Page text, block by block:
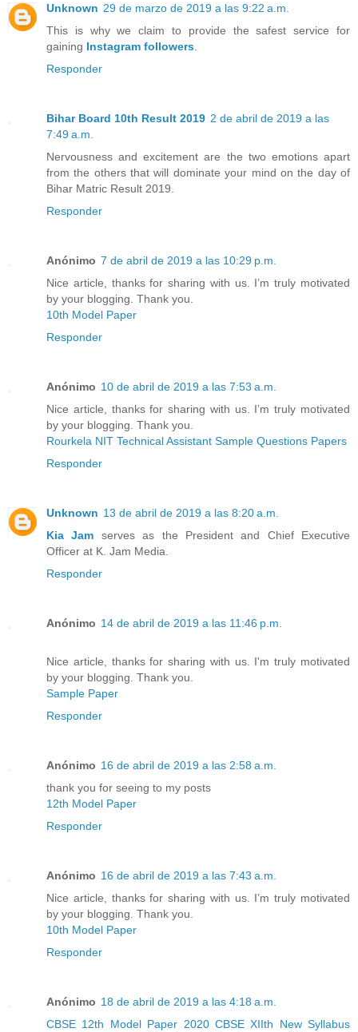
Unknown 29 de marzo de 2019 a las 9:22 a.m.
This is why we claim to provide the safest service for
gaining Instagram followers.
Responder
Bihar Board 10th Result 2019 2 de abril de 2019 a las
7:49 a.m.
Nervousness and excitement are the two emotions apart
from the others that will dominate your mind on the day of
Bihar Matric Result 2019.
Responder
Anónimo 7 de abril de 2019 a las 10:29 p.m.
Nice article, thanks for sharing with us. I’m truly motivated
by your blogging. Thank you.
10th Model Paper
Responder
Anónimo 10 de abril de 2019 a las 7:53 a.m.
Nice article, thanks for sharing with us. I’m truly motivated
by your blogging. Thank you.
Rourkela NIT Technical Assistant Sample Questions Papers
Responder
Unknown 13 de abril de 2019 a las 8:20 a.m.
Kia Jam
serves as the President and Chief Executive
Officer at K. Jam Media.
Responder
Anónimo 14 de abril de 2019 a las 11:46 p.m.
Nice article, thanks for sharing with us. I'm truly motivated
by your blogging. Thank you.
Sample Paper
Responder
Anónimo 16 de abril de 2019 a las 2:58 a.m.
thank you for seeing to my posts
12th Model Paper
Responder
Anónimo 16 de abril de 2019 a las 7:43 a.m.
Nice article, thanks for sharing with us. I’m truly motivated
by your blogging. Thank you.
10th Model Paper
Responder
Anónimo 18 de abril de 2019 a las 4:18 a.m.
CBSE 12th Model Paper 2020 CBSE XIIth New Syllabus